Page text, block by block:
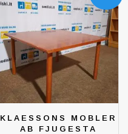
KLAESSONS MOBLER
AB FJUGESTA